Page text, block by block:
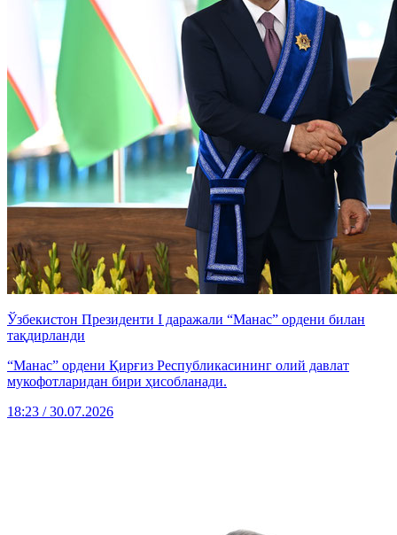
Ўзбекистон Президенти I даражали “Манас” ордени билан
тақдирланди
“Манас” ордени Қирғиз Республикасининг олий давлат
мукофотларидан бири ҳисобланади.
18:23 / 30.07.2026